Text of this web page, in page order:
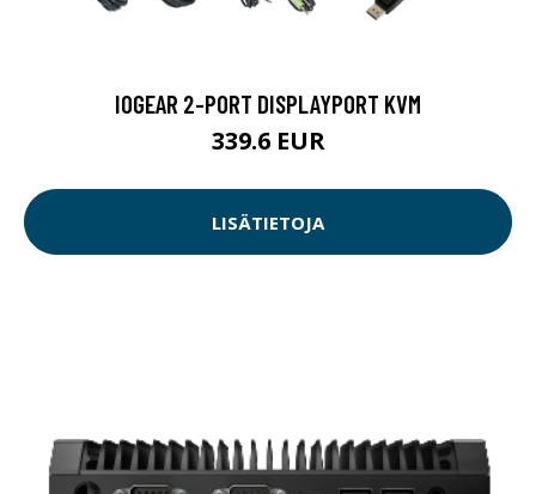
IOGEAR 2-PORT DISPLAYPORT KVM
339.6 EUR
LISÄTIETOJA